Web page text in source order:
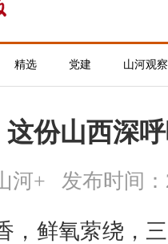
精选 党建 山河观察
这份山西深
河+ 发布时间：
，鲜氧萦绕，